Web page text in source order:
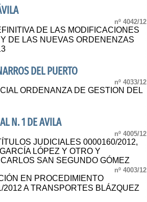
nº 4042/12
DE LAS MODIFICACIONES
DE LAS NUEVAS ORDENENZAS
DEL PUERTO
nº 4033/12
ORDENANZA DE GESTION DEL
N. 1 DE AVILA
nº 4005/12
JUDICIALES 0000160/2012,
LÓPEZ Y OTRO Y
SAN SEGUNDO GÓMEZ
nº 4003/12
EN PROCEDIMIENTO
2012 A TRANSPORTES BLÁZQUEZ